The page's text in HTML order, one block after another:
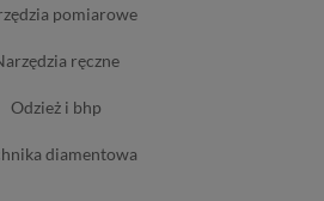
pomiarowe
narzędzia ręczne
odzież i bhp
diamentowa